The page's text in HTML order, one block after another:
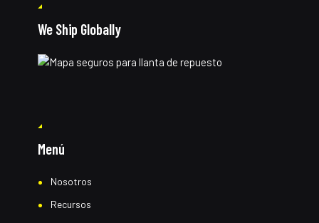
We Ship Globally
Menú
Nosotros
Recursos